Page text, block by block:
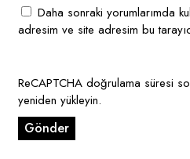
Daha sonraki yorumlarımda
adresim ve site adresim bu
ReCAPTCHA doğrulama süresi
yeniden yükleyin.